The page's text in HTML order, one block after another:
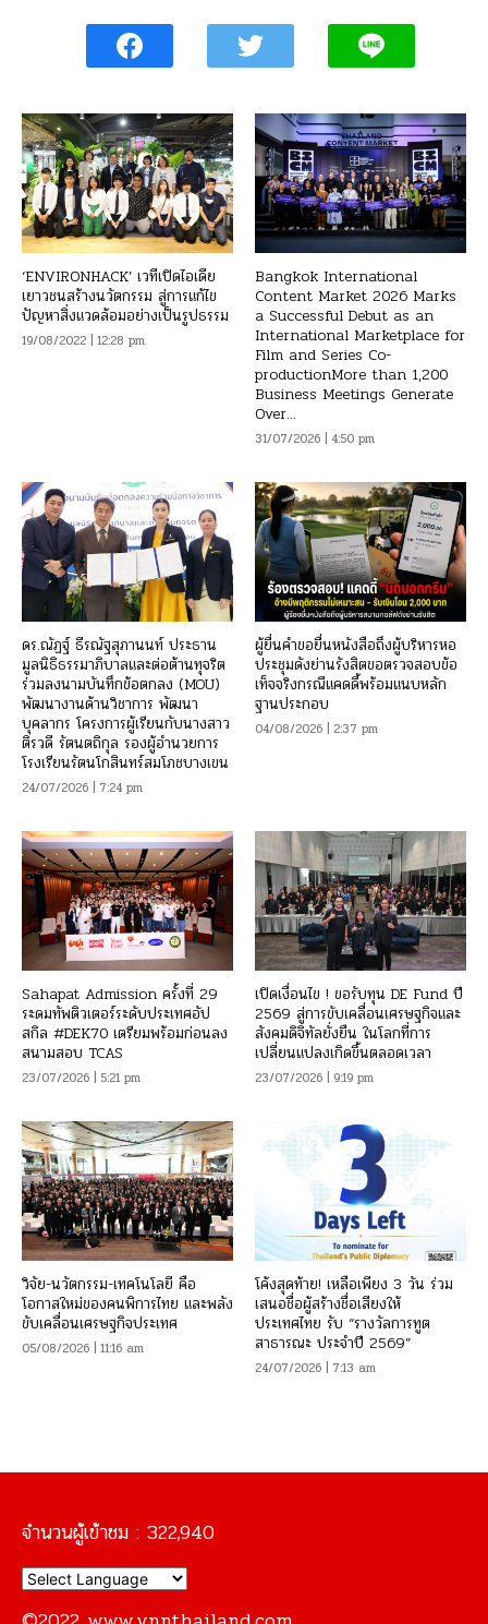
‘ENVIRONHACK’ เวทีเปิดไอเดีย
เยาวชนสร้างนวัตกรรม สู่การแก้ไข
ปัญหาสิ่งแวดล้อมอย่างเป็นรูปธรรม
19/08/2022 | 12:28 pm
Bangkok International
Content Market 2026 Marks
a Successful Debut as an
International Marketplace for
Film and Series Co-
productionMore than 1,200
Business Meetings Generate
Over...
31/07/2026 | 4:50 pm
ดร.ณัฏฐ์ ธีรณัฐสุภานนท์ ประธาน
มูลนิธิธรรมาภิบาลและต่อต้านทุจริต
ร่วมลงนามบันทึกข้อตกลง (MOU)
พัฒนางานด้านวิชาการ พัฒนา
บุคลากร โครงการผู้เรียนกับนางสาว
ติรวดี รัตนตถิกุล รองผู้อำนวยการ
โรงเรียนรัตนโกสินทร์สมโภชบางเขน
24/07/2026 | 7:24 pm
ผู้ยื่นคำขอยื่นหนังสือถึงผู้บริหารหอ
ประชุมดังย่านรังสิตขอตรวจสอบข้อ
เท็จจริงกรณีแคดดี้พร้อมแนบหลัก
ฐานประกอบ
04/08/2026 | 2:37 pm
Sahapat Admission ครั้งที่ 29
ระดมทัพติวเตอร์ระดับประเทศอัป
สกิล #DEK70 เตรียมพร้อมก่อนลง
สนามสอบ TCAS
23/07/2026 | 5:21 pm
เปิดเงื่อนไข ! ขอรับทุน DE Fund ปี
2569 สู่การขับเคลื่อนเศรษฐกิจและ
สังคมดิจิทัลยั่งยืน ในโลกที่การ
เปลี่ยนแปลงเกิดขึ้นตลอดเวลา
23/07/2026 | 9:19 pm
วิจัย-นวัตกรรม-เทคโนโลยี คือ
โอกาสใหม่ของคนพิการไทย และพลัง
ขับเคลื่อนเศรษฐกิจประเทศ
05/08/2026 | 11:16 am
โค้งสุดท้าย! เหลือเพียง 3 วัน ร่วม
เสนอชื่อผู้สร้างชื่อเสียงให้
ประเทศไทย รับ “รางวัลการทูต
สาธารณะ ประจำปี 2569”
24/07/2026 | 7:13 am
จำนวนผู้เข้าชม : 322,940